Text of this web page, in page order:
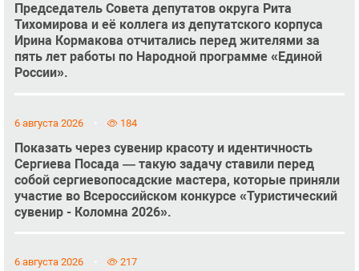
Председатель Совета депутатов округа Рита
Тихомирова и её коллега из депутатского корпуса
Ирина Кормакова отчитались перед жителями за
пять лет работы по Народной программе «Единой
России».
6 августа 2026 184
Показать через сувенир красоту и идентичность
Сергиева Посада — такую задачу ставили перед
собой сергиевопосадские мастера, которые приняли
участие во Всероссийском конкурсе «Туристический
сувенир - Коломна 2026».
6 августа 2026 217